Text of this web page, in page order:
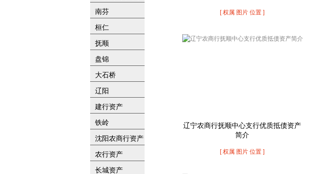
南芬
桓仁
抚顺
盘锦
大石桥
辽阳
建行资产
铁岭
沈阳农商行资产
农行资产
长城资产
[ 权属 图片 位置 ]
辽宁农商行抚顺中心支行优质抵债资产
简介
[ 权属 图片 位置 ]